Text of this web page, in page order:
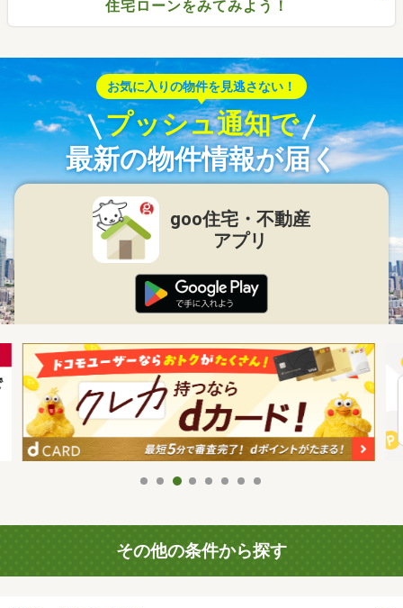
住宅ローンをみてみよう！
お気に入りの物件を見逃さない！
プッシュ通知で
最新の物件情報が届く
goo住宅・不動産
アプリ
その他の条件から探す